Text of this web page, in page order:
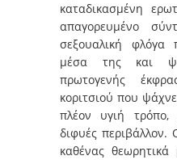
καταδικασμένη
απαγορευμένο
σεξουαλική φλόγα
μέσα της και
πρωτογενής
κοριτσιού που
πλέον υγιή τρόπο,
διφυές περιβάλλον.
καθένας θεωρητικά